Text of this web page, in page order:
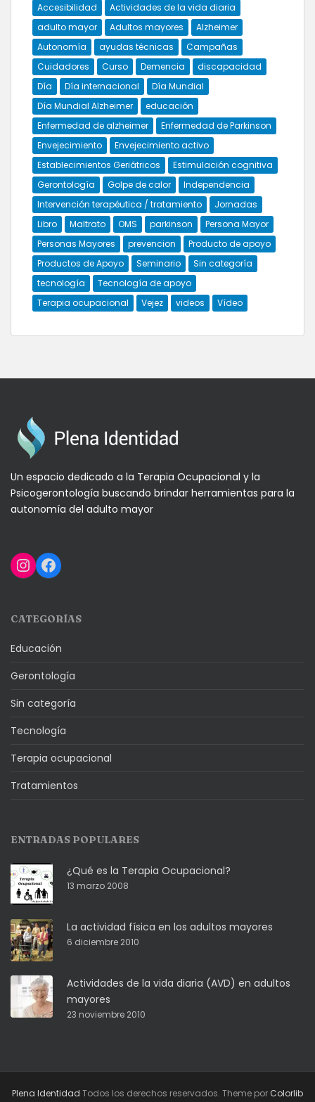
Accesibilidad
Actividades de la vida diaria
adulto mayor
Adultos mayores
Alzheimer
Autonomía
ayudas técnicas
Campañas
Cuidadores
Curso Demencia
discapacidad
Día
Día internacional
Día Mundial
Día Mundial Alzheimer
educación
Enfermedad de alzheimer
Enfermedad de Parkinson
Envejecimiento
Envejecimiento activo
Establecimientos Geriátricos
Estimulación cognitiva
Gerontología
Golpe de calor
Independencia
Intervención terapéutica / tratamiento
Jornadas
Libro
Maltrato OMS parkinson
Persona Mayor
Personas Mayores
prevencion
Producto de apoyo
Productos de Apoyo
Seminario
Sin categoría
tecnología
Tecnología de apoyo
Terapia ocupacional
Vejez videos Vídeo
Un espacio dedicado a la Terapia Ocupacional y la
Psicogerontología buscando brindar herramientas para la
autonomía del adulto mayor
Instagram
Facebook
CATEGORÍAS
Educación
Gerontología
Sin categoría
Tecnología
Terapia ocupacional
Tratamientos
ENTRADAS POPULARES
¿Qué es la Terapia Ocupacional?
13 marzo 2008
La actividad física en los adultos mayores
6 diciembre 2010
Actividades de la vida diaria (AVD) en adultos
mayores
23 noviembre 2010
Plena Identidad Todos los derechos reservados. Theme por Colorlib